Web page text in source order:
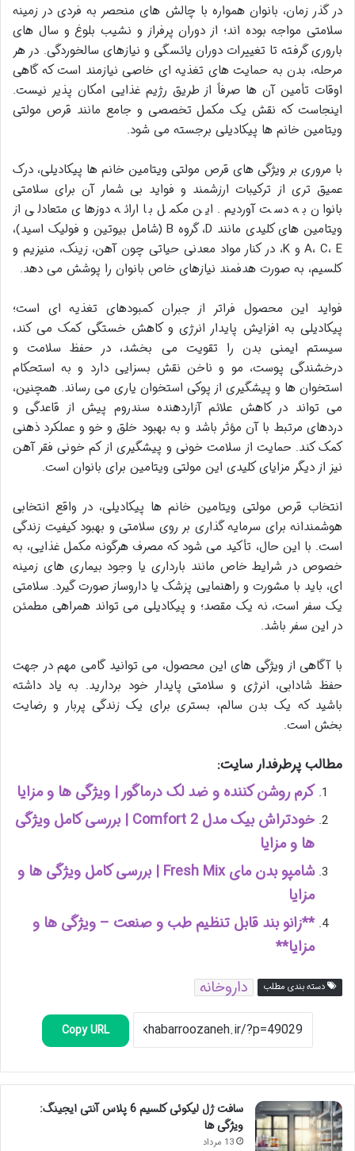
در گذر زمان، بانوان همواره با چالش های منحصر به فردی در زمینه
سلامتی مواجه بوده اند؛ از دوران پرفراز و نشیب بلوغ و سال های
باروری گرفته تا تغییرات دوران یائسگی و نیازهای سالخوردگی. در هر
مرحله، بدن به حمایت های تغذیه ای خاصی نیازمند است که گاهی
اوقات تأمین آن ها صرفاً از طریق رژیم غذایی امکان پذیر نیست.
اینجاست که نقش یک مکمل تخصصی و جامع مانند قرص مولتی
ویتامین خانم ها پیکادیلی برجسته می شود.
با مروری بر ویژگی های قرص مولتی ویتامین خانم ها پیکادیلی، درک
عمیق تری از ترکیبات ارزشمند و فواید بی شمار آن برای سلامتی
بانوان به دست آوردیم. این مکمل با ارائه دوزهای متعادلی از
ویتامین های کلیدی مانند D، گروه B (شامل بیوتین و فولیک اسید)،
A، C، E و K، در کنار مواد معدنی حیاتی چون آهن، زینک، منیزیم و
کلسیم، به صورت هدفمند نیازهای خاص بانوان را پوشش می دهد.
فواید این محصول فراتر از جبران کمبودهای تغذیه ای است؛
پیکادیلی به افزایش پایدار انرژی و کاهش خستگی کمک می کند،
سیستم ایمنی بدن را تقویت می بخشد، در حفظ سلامت و
درخشندگی پوست، مو و ناخن نقش بسزایی دارد و به استحکام
استخوان ها و پیشگیری از پوکی استخوان یاری می رساند. همچنین،
می تواند در کاهش علائم آزاردهنده سندروم پیش از قاعدگی و
دردهای مرتبط با آن مؤثر باشد و به بهبود خلق و خو و عملکرد ذهنی
کمک کند. حمایت از سلامت خونی و پیشگیری از کم خونی فقر آهن
نیز از دیگر مزایای کلیدی این مولتی ویتامین برای بانوان است.
انتخاب قرص مولتی ویتامین خانم ها پیکادیلی، در واقع انتخابی
هوشمندانه برای سرمایه گذاری بر روی سلامتی و بهبود کیفیت زندگی
است. با این حال، تأکید می شود که مصرف هرگونه مکمل غذایی، به
خصوص در شرایط خاص مانند بارداری یا وجود بیماری های زمینه
ای، باید با مشورت و راهنمایی پزشک یا داروساز صورت گیرد. سلامتی
یک سفر است، نه یک مقصد؛ و پیکادیلی می تواند همراهی مطمئن
در این سفر باشد.
با آگاهی از ویژگی های این محصول، می توانید گامی مهم در جهت
حفظ شادابی، انرژی و سلامتی پایدار خود بردارید. به یاد داشته
باشید که یک بدن سالم، بستری برای یک زندگی پربار و رضایت
بخش است.
مطالب پرطرفدار سایت:
کرم روشن کننده و ضد لک درماگور | ویژگی ها و مزایا
خودتراش بیک مدل Comfort 2 | بررسی کامل ویژگی
ها و مزایا
شامپو بدن مای Fresh Mix | بررسی کامل ویژگی ها و
مزایا
**زانو بند قابل تنظیم طب و صنعت – ویژگی ها و
مزایا**
دسته بندی مطلب داروخانه
Copy URL
سافت ژل لیکوئی کلسیم 6 پلاس آنتی ایجینگ:
ویژگی ها
13 مرداد